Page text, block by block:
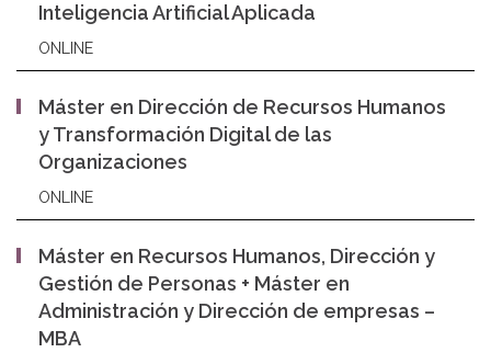
Inteligencia Artificial Aplicada
ONLINE
Máster en Dirección de Recursos Humanos
y Transformación Digital de las
Organizaciones
ONLINE
Máster en Recursos Humanos, Dirección y
Gestión de Personas + Máster en
Administración y Dirección de empresas –
MBA